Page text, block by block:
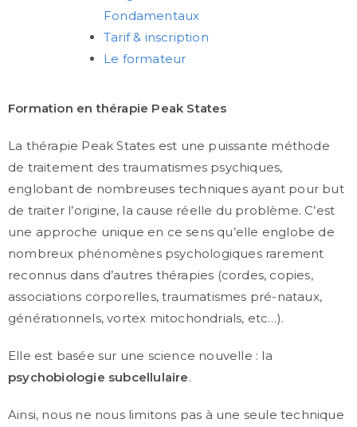
Fondamentaux
Tarif & inscription
Le formateur
Formation en thérapie Peak States
La thérapie Peak States est une puissante méthode
de traitement des traumatismes psychiques,
englobant de nombreuses techniques ayant pour but
de traiter l’origine, la cause réelle du problème. C’est
une approche unique en ce sens qu’elle englobe de
nombreux phénomènes psychologiques rarement
reconnus dans d’autres thérapies (cordes, copies,
associations corporelles, traumatismes pré-nataux,
générationnels, vortex mitochondrials, etc…).
Elle est basée sur une science nouvelle : la
psychobiologie subcellulaire.
Ainsi, nous ne nous limitons pas à une seule technique